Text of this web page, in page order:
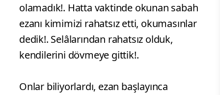
olamadık!. Hatta vaktinde okunan sabah
ezanı kimimizi rahatsız etti, okumasınlar
dedik!. Selâlarından rahatsız olduk,
kendilerini dövmeye gittik!.
Onlar biliyorlardı, ezan başlayınca